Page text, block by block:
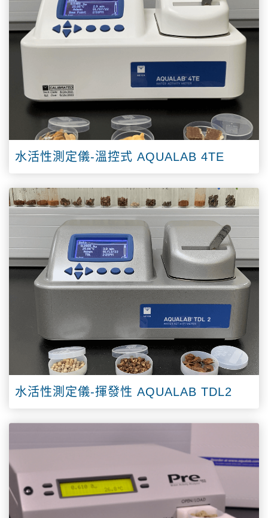
水活性測定儀-溫控式 AQUALAB 4TE
水活性測定儀-揮發性 AQUALAB TDL2